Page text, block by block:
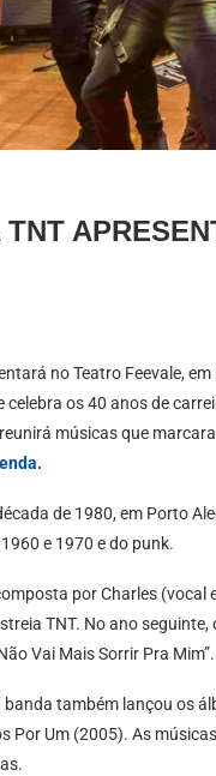
no Teatro Feevale,
celebra os 40 anos de
músicas que
de 1980, em Porto
e 1970 e do punk.
por Charles (vocal
TNT. No ano
Vai Mais Sorrir Pra Mim”.
também lançou os
Por Um (2005). As